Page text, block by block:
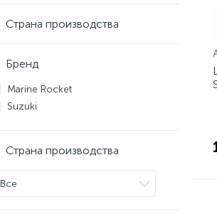
Страна производства
Бренд
Marine Rocket
Suzuki
Страна производства
Все